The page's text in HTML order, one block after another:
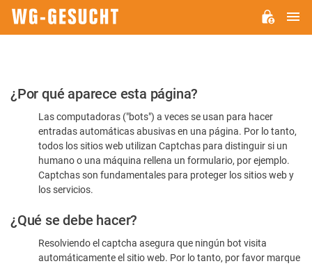
Por
favor,
confirme
humano
¿Por qué aparece esta página?
Las computadoras ("bots") a veces se usan para hacer
entradas automáticas abusivas en una página. Por lo tanto,
todos los sitios web utilizan Captchas para distinguir si un
humano o una máquina rellena un formulario, por ejemplo.
Captchas son fundamentales para proteger los sitios web y
los servicios.
¿Qué se debe hacer?
Resolviendo el captcha asegura que ningún bot visita
automáticamente el sitio web. Por lo tanto, por favor marque